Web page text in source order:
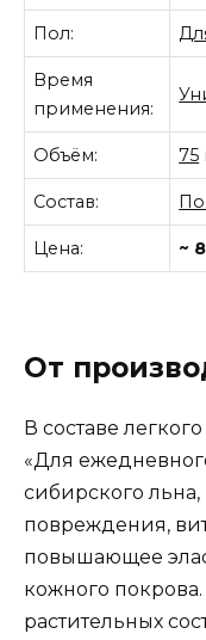
Пол:
Время
применения:
Объём: 75
Состав:
Цена: ~
От
В составе
«Для
сибирского льна,
повреждения,
повышающее
кожного
растительных